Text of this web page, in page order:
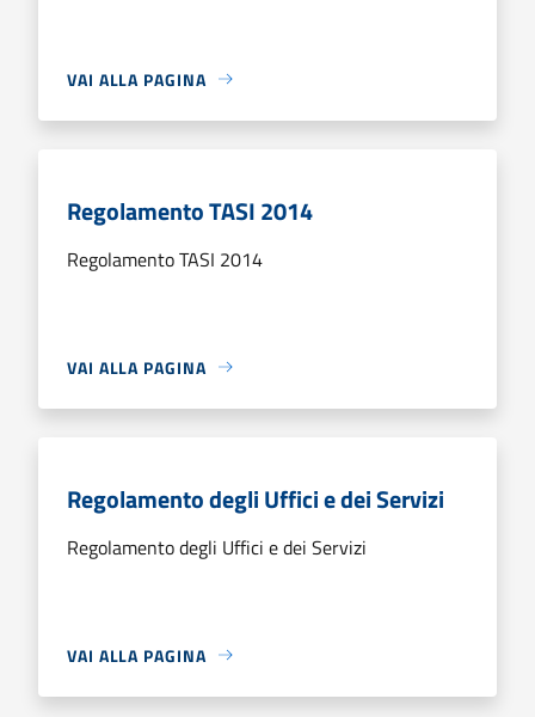
VAI ALLA PAGINA
Regolamento TASI 2014
Regolamento TASI 2014
VAI ALLA PAGINA
Regolamento degli Uffici e dei Servizi
Regolamento degli Uffici e dei Servizi
VAI ALLA PAGINA